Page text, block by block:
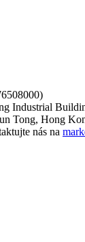
Industrial
Tong, Hong
nás na